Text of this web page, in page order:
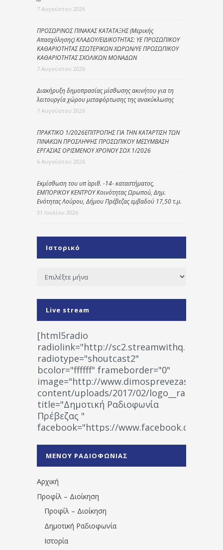
7 Αυγούστου 2026
ΠΡΟΣΩΡΙΝΟΣ ΠΙΝΑΚΑΣ ΚΑΤΑΤΑΞΗΣ (Μερικής
Απασχόλησης) ΚΛΑΔΟΥ/ΕΙΔΙΚΟΤΗΤΑΣ: ΥΕ ΠΡΟΣΩΠΙΚΟΥ
ΚΑΘΑΡΙΟΤΗΤΑΣ ΕΣΩΤΕΡΙΚΩΝ ΧΩΡΩΝ/ΥΕ ΠΡΟΣΩΠΙΚΟΥ
ΚΑΘΑΡΙΟΤΗΤΑΣ ΣΧΟΛΙΚΩΝ ΜΟΝΑΔΩΝ
7 Αυγούστου 2026
Διακήρυξη δημοπρασίας μίσθωσης ακινήτου για τη
λειτουργία χώρου μεταφόρτωσης της ανακύκλωσης
7 Αυγούστου 2026
ΠΡΑΚΤΙΚΟ 1/2026ΕΠΙΤΡΟΠΗΣ ΓΙΑ ΤΗΝ ΚΑΤΑΡΤΙΣΗ ΤΩΝ
ΠΙΝΑΚΩΝ ΠΡΟΣΛΗΨΗΣ ΠΡΟΣΩΠΙΚΟΥ ΜΕΣΥΜΒΑΣΗ
ΕΡΓΑΣΙΑΣ ΟΡΙΣΜΕΝΟΥ ΧΡΟΝΟΥ ΣΟΧ 1/2026
6 Αυγούστου 2026
Εκμίσθωση του υπ΄ αριθ. -14- καταστήματος,
ΕΜΠΟΡΙΚΟΥ ΚΕΝΤΡΟΥ Κοινότητας Ωρωπού, Δημ.
Ενότητας Λούρου, Δήμου Πρέβεζας εμβαδού 17,50 τ.μ.
31 Ιουλίου 2026
Ιστορικό
Ιστορικό
Live stream
[html5radio
radiolink="http://
radiotype="shoutcast2"
bcolor="ffffff" frameborder="0"
image="http://www.dimosprevezas.gr/wp-
content/uploads/2017/02/
title="Δημοτική Ραδιοφωνία
Πρέβεζας "
facebook="https://www.facebook.com/
1531194763766854/" artist="" ]
ΜΕΝΟΥ ΡΑΔΙΟΦΩΝΙΑΣ
Αρχική
Προφίλ – Διοίκηση
Προφίλ – Διοίκηση
Δημοτική Ραδιοφωνία
Ιστορία